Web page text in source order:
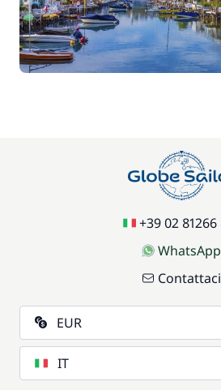
+39 02 81266
WhatsApp
Contattaci
EUR
IT